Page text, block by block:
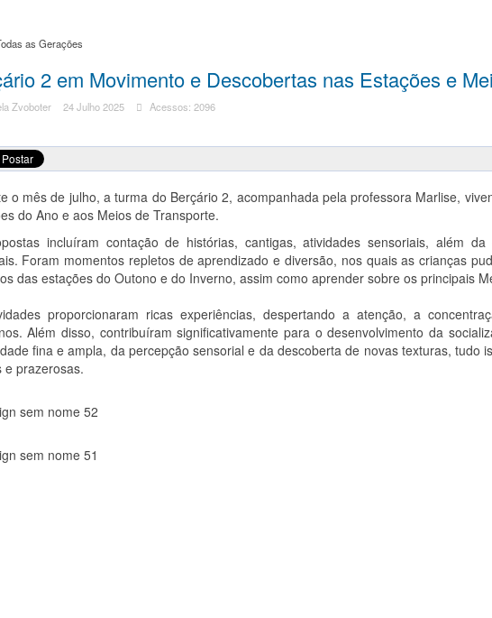
as Gerações
2 em Movimento e Descobertas nas Estações e
Zvoboter 24 Julho 2025 Acessos: 2096
o mês de julho, a turma do Berçário 2, acompanhada pela professora Marlise,
do Ano e aos Meios de Transporte.
incluíram contação de histórias, cantigas, atividades sensoriais, além
Foram momentos repletos de aprendizado e diversão, nos quais as crianças
das estações do Outono e do Inverno, assim como aprender sobre os principais
proporcionaram ricas experiências, despertando a atenção, a
Além disso, contribuíram significativamente para o desenvolvimento da
fina e ampla, da percepção sensorial e da descoberta de novas texturas, tudo
e prazerosas.